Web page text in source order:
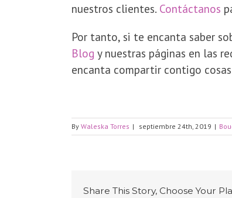
nuestros clientes. Contáctanos
Por tanto, si te encanta saber
Blog y nuestras páginas en las
encanta compartir contigo
By Waleska Torres | septiembre 24th, 2019 |
Share This Story, Choose Your